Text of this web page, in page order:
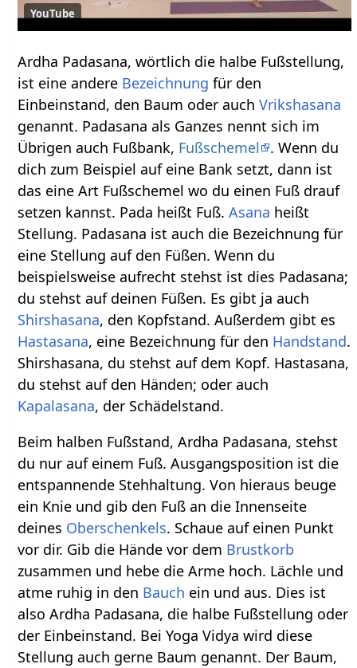
YouTube
Ardha Padasana, wörtlich die halbe Fußstellung,
ist eine andere Bezeichnung für den
Einbeinstand, den Baum oder auchVrikshasana
genannt. Padasana als Ganzes nennt sich im
Übrigen auch Fußbank, Fußschemel
. Wenn du
dich zum Beispiel auf eine Bank setzt, dann ist
das eine Art Fußschemel wo du einen Fuß drauf
setzen kannst. Pada heißt Fuß.Asana heißt
Stellung. Padasana ist auch die Bezeichnung für
eine Stellung auf den Füßen. Wenn du
beispielsweise aufrecht stehst ist dies Padasana;
du stehst auf deinen Füßen. Es gibt ja auch
Shirshasana, den Kopfstand. Außerdem gibt es
Hastasana, eine Bezeichnung für den Handstand.
Shirshasana, du stehst auf dem Kopf. Hastasana,
du stehst auf den Händen; oder auch
Kapalasana, der Schädelstand.
Beim halben Fußstand, Ardha Padasana, stehst
du nur auf einem Fuß. Ausgangsposition ist die
entspannende Stehhaltung. Von hieraus beuge
ein Knie und gib den Fuß an die Innenseite
deines Oberschenkels. Schaue auf einen Punkt
vor dir. Gib die Hände vor dem Brustkorb
zusammen und hebe die Arme hoch. Lächle und
atme ruhig in den Bauch ein und aus. Dies ist
also Ardha Padasana, die halbe Fußstellung oder
der Einbeinstand. Bei Yoga Vidya wird diese
Stellung auch gerne Baum genannt. Der Baum,